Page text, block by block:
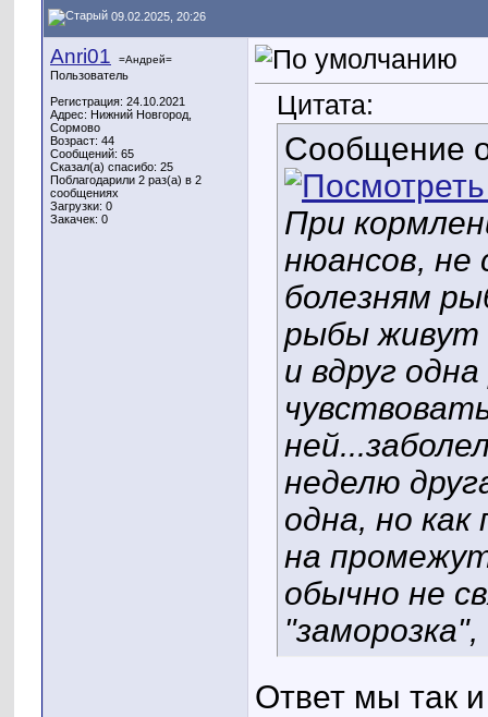
09.02.2025, 20:26
Anri01 =Андрей=
Пользователь
Регистрация: 24.10.2021
Адрес: Нижний Новгород,
Сормово
Возраст: 44
Сообщений: 65
Сказал(а) спасибо: 25
Поблагодарили 2 раз(а) в 2
сообщениях
Загрузки: 0
Закачек: 0
Цитата:
Сообщение
При
нюансов, не
болезням
рыбы живут
и вдруг
неделю
одна, но
на
обычно не
Ответ мы так